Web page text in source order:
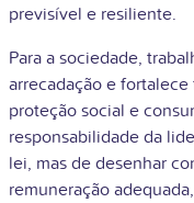
previsível e resiliente.
Para a sociedade,
arrecadação e
proteção social e
responsabilidade da
lei, mas de desenhar
remuneração